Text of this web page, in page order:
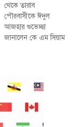
থেকে তারাব
পৌরবাসীকে ঈদুল
আজহার শুভেচ্ছা
জানালেন কে এম সিয়াম